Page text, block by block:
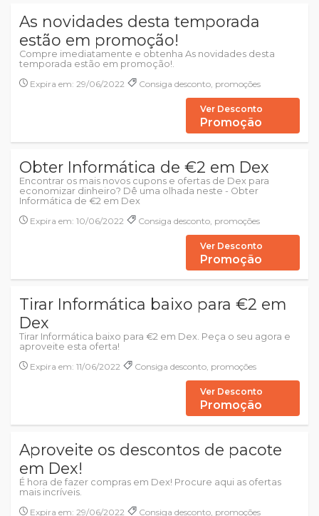
As novidades desta temporada
estão em promoção!
Compre imediatamente e obtenha As novidades desta
temporada estão em promoção!.
Expira em: 29/06/2022
Consiga desconto, promoções
Ver Desconto
Promoção
Obter Informática de €2 em Dex
Encontrar os mais novos cupons e ofertas de Dex para
economizar dinheiro? Dê uma olhada neste - Obter
Informática de €2 em Dex
Expira em: 10/06/2022
Consiga desconto, promoções
Ver Desconto
Promoção
Tirar Informática baixo para €2 em
Dex
Tirar Informática baixo para €2 em Dex. Peça o seu agora e
aproveite esta oferta!
Expira em: 11/06/2022
Consiga desconto, promoções
Ver Desconto
Promoção
Aproveite os descontos de pacote
em Dex!
É hora de fazer compras em Dex! Procure aqui as ofertas
mais incríveis.
Expira em: 29/06/2022
Consiga desconto, promoções